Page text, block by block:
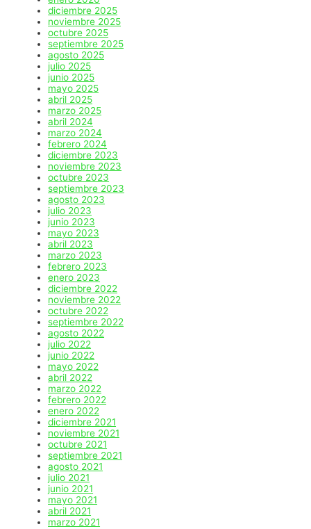
diciembre 2025
noviembre 2025
octubre 2025
septiembre 2025
agosto 2025
julio 2025
junio 2025
mayo 2025
abril 2025
marzo 2025
abril 2024
marzo 2024
febrero 2024
diciembre 2023
noviembre 2023
octubre 2023
septiembre 2023
agosto 2023
julio 2023
junio 2023
mayo 2023
abril 2023
marzo 2023
febrero 2023
enero 2023
diciembre 2022
noviembre 2022
octubre 2022
septiembre 2022
agosto 2022
julio 2022
junio 2022
mayo 2022
abril 2022
marzo 2022
febrero 2022
enero 2022
diciembre 2021
noviembre 2021
octubre 2021
septiembre 2021
agosto 2021
julio 2021
junio 2021
mayo 2021
abril 2021
marzo 2021